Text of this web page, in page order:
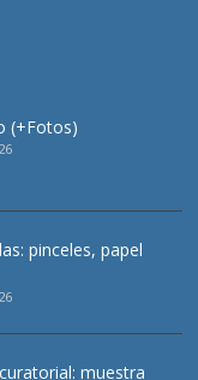
(+Fotos)
pinceles, papel
muestra